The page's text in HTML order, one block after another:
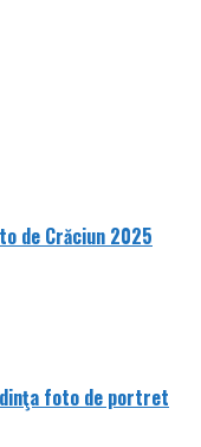
de Crăciun 2025
foto de portret